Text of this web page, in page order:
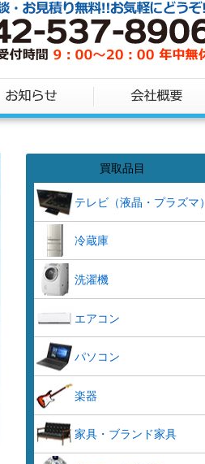
買取品目
テレビ（液晶・プラズマ）
冷蔵庫
洗濯機
エアコン
パソコン
楽器
家具・ブランド家具